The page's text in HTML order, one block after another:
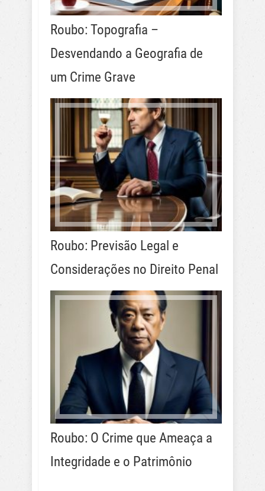
Roubo: Topografia –
Desvendando a Geografia de
um Crime Grave
Roubo: Previsão Legal e
Considerações no Direito Penal
Roubo: O Crime que Ameaça a
Integridade e o Patrimônio